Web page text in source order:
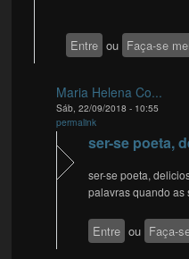
Entre ou Faça-se
Maria Helena Co...
Sáb, 22/09/2018 - 10:55
permalink
ser-se poeta,
ser-se poeta,
palavras quando as
Entre ou Faça-